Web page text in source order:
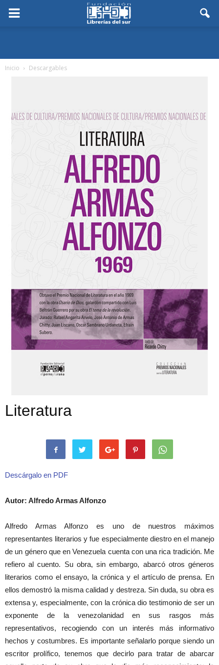
Inicio Descargables
Literatura
Descárgalo en PDF
Autor: Alfredo Armas Alfonzo
Alfredo Armas Alfonzo es uno de nuestros máximos
representantes literarios y fue especialmente diestro en el manejo
de un género que en Venezuela cuenta con una rica tradición. Me
refiero al cuento. Su obra, sin embargo, abarcó otros géneros
literarios como el ensayo, la crónica y el artículo de prensa. En
ellos demostró la misma calidad y destreza. Sin duda, su obra es
extensa y, especialmente, con la crónica dio testimonio de ser un
exponente de la venezolanidad en sus rasgos más
representativos, recogiendo con un interés más informativo
hechos y costumbres. Es importante señalarlo porque siendo un
escritor prolífico, tenemos que decirlo para tratar de abarcar